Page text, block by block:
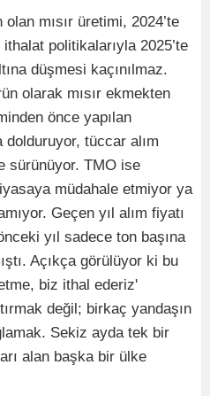
mısır üretimi, 2024’te
politikalarıyla 2025’te
düşmesi kaçınılmaz.
olarak mısır ekmekten
önce yapılan
dolduruyor, tüccar alım
sürünüyor. TMO ise
müdahale etmiyor ya
Geçen yıl alım fiyatı
yıl sadece ton başına
Açıkça görülüyor ki bu
biz ithal ederiz'
değil; birkaç yandaşın
Sekiz ayda tek bir
alan başka bir ülke